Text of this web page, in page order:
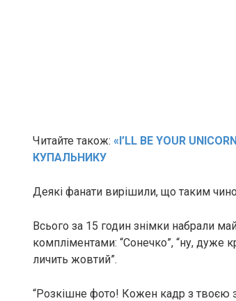
Читайте також: «I’LL BE YOUR
КУПАЛЬНИКУ
Деякі фанати вирішили, що таким
Всього за 15 годин знімки набрали
компліментами: “Сонечко”, “ну, дуже
личить жовтий”.
“Розкішне фото! Кожен кадр з твоєю